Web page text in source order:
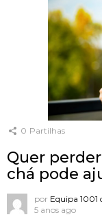
0 Partilhas
Quer
chá pode
por Equipa 1001
5 anos ago